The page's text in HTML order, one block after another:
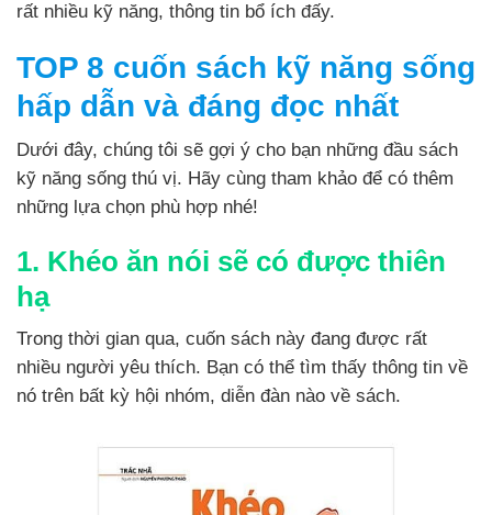
rất nhiều kỹ năng, thông tin bổ ích đấy.
TOP 8 cuốn sách kỹ năng sống
hấp dẫn và đáng đọc nhất
Dưới đây, chúng tôi sẽ gợi ý cho bạn những đầu sách
kỹ năng sống thú vị. Hãy cùng tham khảo để có thêm
những lựa chọn phù hợp nhé!
1. Khéo ăn nói sẽ có được thiên
hạ
Trong thời gian qua, cuốn sách này đang được rất
nhiều người yêu thích. Bạn có thể tìm thấy thông tin về
nó trên bất kỳ hội nhóm, diễn đàn nào về sách.